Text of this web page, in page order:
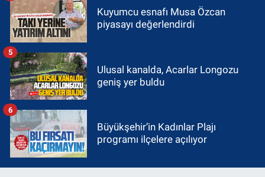
Kuyumcu esnafı Musa Özcan
piyasayı değerlendirdi
Ulusal kanalda, Acarlar Longozu
geniş yer buldu
5
Büyükşehir’in Kadınlar Plajı
programı ilçelere açılıyor
6